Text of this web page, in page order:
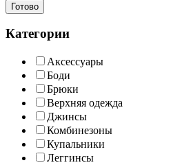
Готово
Категории
Аксессуары
Боди
Брюки
Верхняя одежда
Джинсы
Комбинезоны
Купальники
Леггинсы